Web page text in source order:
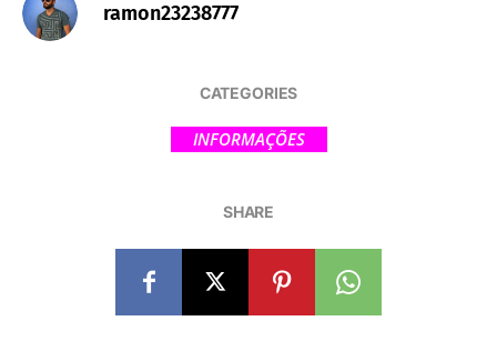
ramon23238777
CATEGORIES
INFORMAÇÕES
SHARE